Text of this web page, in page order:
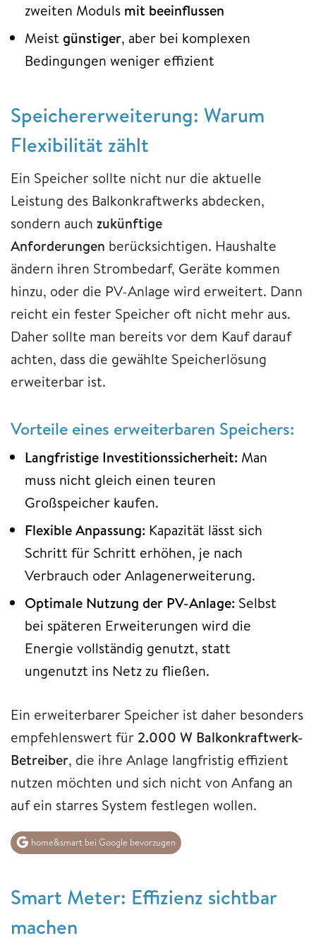
zweiten Moduls mit beeinflussen
Meist günstiger, aber bei komplexen
Bedingungen weniger effizient
Speichererweiterung: Warum
Flexibilität zählt
Ein Speicher sollte nicht nur die aktuelle
Leistung des Balkonkraftwerks abdecken,
sondern auch zukünftige
Anforderungen berücksichtigen. Haushalte
ändern ihren Strombedarf, Geräte kommen
hinzu, oder die PV-Anlage wird erweitert. Dann
reicht ein fester Speicher oft nicht mehr aus.
Daher sollte man bereits vor dem Kauf darauf
achten, dass die gewählte Speicherlösung
erweiterbar ist.
Vorteile eines erweiterbaren Speichers:
Langfristige Investitionssicherheit: Man
muss nicht gleich einen teuren
Großspeicher kaufen.
Flexible Anpassung: Kapazität lässt sich
Schritt für Schritt erhöhen, je nach
Verbrauch oder Anlagenerweiterung.
Optimale Nutzung der PV-Anlage: Selbst
bei späteren Erweiterungen wird die
Energie vollständig genutzt, statt
ungenutzt ins Netz zu fließen.
Ein erweiterbarer Speicher ist daher besonders
empfehlenswert für 2.000 W Balkonkraftwerk-
Betreiber, die ihre Anlage langfristig effizient
nutzen möchten und sich nicht von Anfang an
auf ein starres System festlegen wollen.
home&smart bei Google bevorzugen
Smart Meter: Effizienz sichtbar
machen